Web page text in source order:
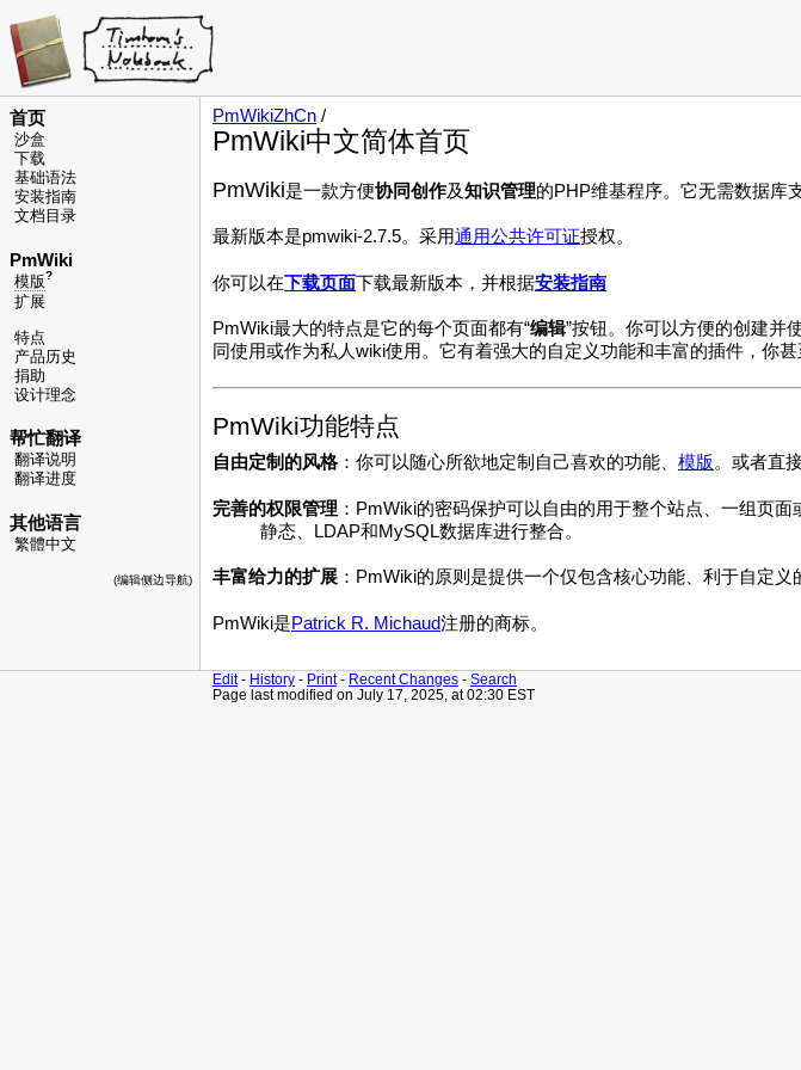
首页
沙盒
下载
基础语法
安装指南
文档目录
PmWiki
模版?
扩展
特点
产品历史
捐助
设计理念
帮忙翻译
翻译说明
翻译进度
其他语言
繁體中文
(编辑侧边导航)
PmWikiZhCn /
PmWiki中文简体首页
PmWiki是一款方便协同创作及知识管理的PHP维基程序。它无需数据库
最新版本是pmwiki-2.7.5。采用通用公共许可证授权。
你可以在下载页面下载最新版本，并根据安装指南
PmWiki最大的特点是它的每个页面都有“编辑”按钮。你可以方便的创建并
同使用或作为私人wiki使用。它有着强大的自定义功能和丰富的插件，你甚
PmWiki功能特点
自由定制的风格 ：你可以随心所欲地定制自己喜欢的功能、 模版。或者直
完善的权限管理 ：PmWiki的密码保护可以自由的用于整个站点、一组页
静态、LDAP和MySQL数据库进行整合。
丰富给力的扩展 ：PmWiki的原则是提供一个仅包含核心功能、利于自定
PmWiki是Patrick R. Michaud注册的商标。
Edit- History - Print- Recent Changes - Search
Page last modified on July 17, 2025, at 02:30 EST